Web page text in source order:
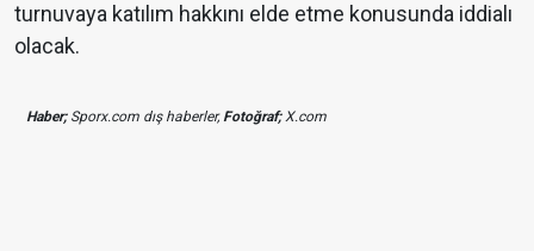
turnuvaya katılım hakkını elde etme konusunda iddialı
olacak.
Haber;Sporx.com dış haberler,Fotoğraf;X.com